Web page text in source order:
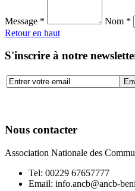
Message * Nom *
Retour en haut
S'inscrire à notre
Nous contacter
Association Nationale des
Tel: 00229 67657777
Email: info.ancb@ancb-